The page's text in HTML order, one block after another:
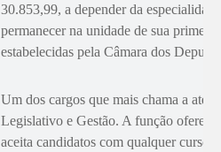
30.853,99, a depender da
permanecer na unidade de sua
estabelecidas pela Câmara dos
Um dos cargos que mais chama a
Legislativo e Gestão. A função
aceita candidatos com qualquer curso